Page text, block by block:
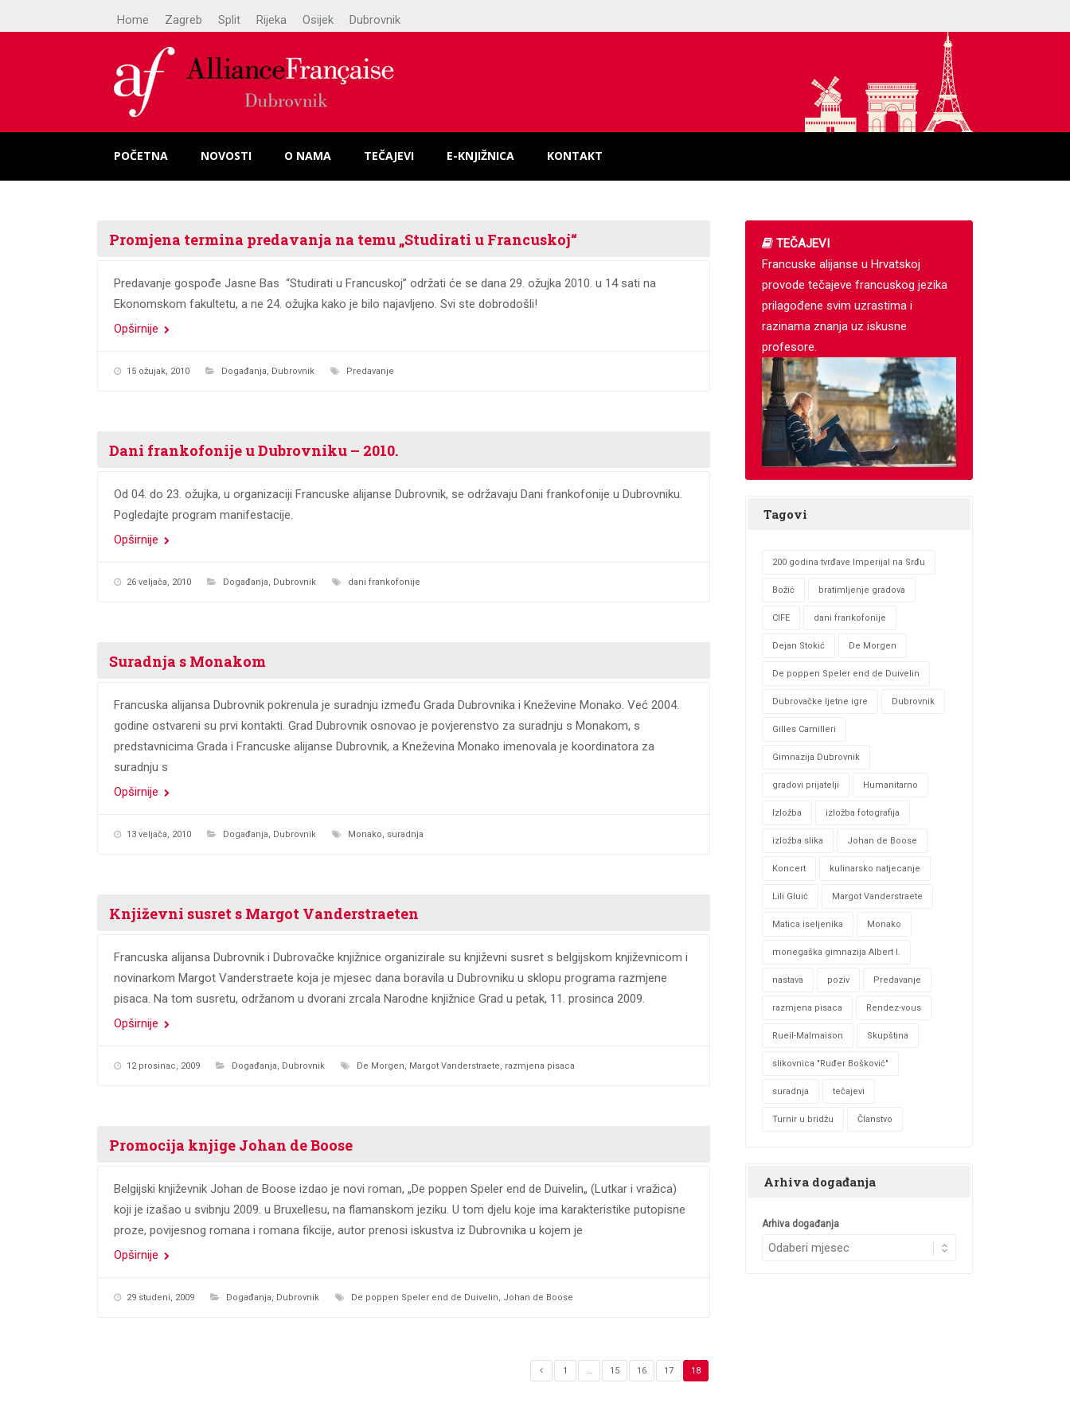
Home Zagreb Split Rijeka Osijek Dubrovnik
POČETNA NOVOSTI O NAMA TEČAJEVI E-KNJIŽNICA KONTAKT
Promjena termina predavanja na temu „Studirati u Francuskoj“
Predavanje gospođe Jasne Bas “Studirati u Francuskoj” održati će se dana 29. ožujka 2010. u 14 sati na
Ekonomskom fakultetu, a ne 24. ožujka kako je bilo najavljeno. Svi ste dobrodošli!
Opširnije
15 ožujak, 2010 Događanja, Dubrovnik Predavanje
Dani frankofonije u Dubrovniku – 2010.
Od 04. do 23. ožujka, u organizaciji Francuske alijanse Dubrovnik, se održavaju Dani frankofonije u Dubrovniku.
Pogledajte program manifestacije.
Opširnije
26 veljača, 2010 Događanja, Dubrovnik dani frankofonije
Suradnja s Monakom
Francuska alijansa Dubrovnik pokrenula je suradnju između Grada Dubrovnika i Kneževine Monako. Već 2004.
godine ostvareni su prvi kontakti. Grad Dubrovnik osnovao je povjerenstvo za suradnju s Monakom, s
predstavnicima Grada i Francuske alijanse Dubrovnik, a Kneževina Monako imenovala je koordinatora za
suradnju s
Opširnije
13 veljača, 2010 Događanja, Dubrovnik Monako, suradnja
Književni susret s Margot Vanderstraeten
Francuska alijansa Dubrovnik i Dubrovačke knjižnice organizirale su književni susret s belgijskom književnicom i
novinarkom Margot Vanderstraete koja je mjesec dana boravila u Dubrovniku u sklopu programa razmjene
pisaca. Na tom susretu, održanom u dvorani zrcala Narodne knjižnice Grad u petak, 11. prosinca 2009.
Opširnije
12 prosinac, 2009 Događanja, Dubrovnik De Morgen, Margot Vanderstraete, razmjena pisaca
Promocija knjige Johan de Boose
Belgijski književnik Johan de Boose izdao je novi roman, „De poppen Speler end de Duivelin„ (Lutkar i vražica)
koji je izašao u svibnju 2009. u Bruxellesu, na flamanskom jeziku. U tom djelu koje ima karakteristike putopisne
proze, povijesnog romana i romana fikcije, autor prenosi iskustva iz Dubrovnika u kojem je
Opširnije
29 studeni, 2009 Događanja, Dubrovnik De poppen Speler end de Duivelin, Johan de Boose
1 … 15 16 17 18
TEČAJEVI
Francuske alijanse u Hrvatskoj
provode tečajeve francuskog jezika
prilagođene svim uzrastima i
razinama znanja uz iskusne
profesore.
Tagovi
200 godina tvrđave Imperijal na Srđu
Božić bratimljenje gradova
CIFE dani frankofonije
Dejan Stokić De Morgen
De poppen Speler end de Duivelin
Dubrovačke ljetne igre Dubrovnik
Gilles Camilleri
Gimnazija Dubrovnik
gradovi prijatelji Humanitarno
Izložba izložba fotografija
izložba slika Johan de Boose
Koncert kulinarsko natjecanje
Lili Gluić Margot Vanderstraete
Matica iseljenika Monako
monegaška gimnazija Albert I.
nastava poziv Predavanje
razmjena pisaca Rendez-vous
Rueil-Malmaison Skupština
slikovnica "Ruđer Bošković"
suradnja tečajevi
Turnir u bridžu Članstvo
Arhiva događanja
Arhiva događanja